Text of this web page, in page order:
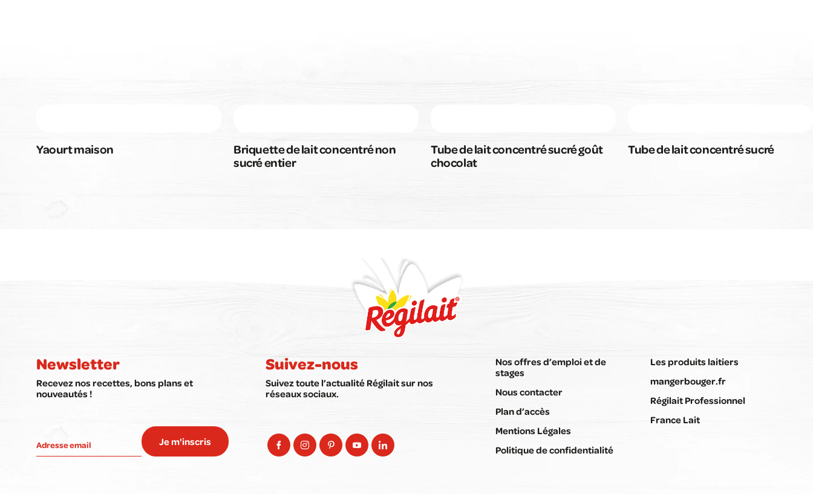
Yaourt maison
Briquette de lait concentré non
sucré entier
Tube de lait concentré sucré goût
chocolat
Tube de lait concentré sucré
Newsletter
Recevez nos recettes, bons plans et
nouveautés !
Je m'inscris
Suivez-nous
Suivez toute l’actualité Régilait sur nos
réseaux sociaux.
Nos offres d’emploi et de
stages
Nous contacter
Plan d’accès
Mentions Légales
Politique de confidentialité
Les produits laitiers
mangerbouger.fr
Régilait Professionnel
France Lait